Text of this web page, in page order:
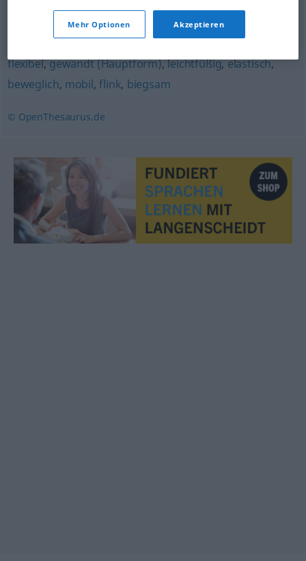
beweglich,geschickt,anpassungsfähig,gewandt
flexibel,gewandt (Hauptform),leichtfüßig,elastisch,
beweglich, mobil,flink, biegsam
© OpenThesaurus.de
Mehr Optionen Akzeptieren